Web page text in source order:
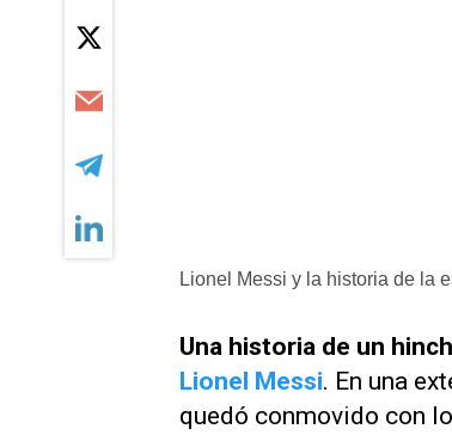
Lionel Messi y la historia de la
Una historia de un
Lionel Messi. En una
quedó conmovido con